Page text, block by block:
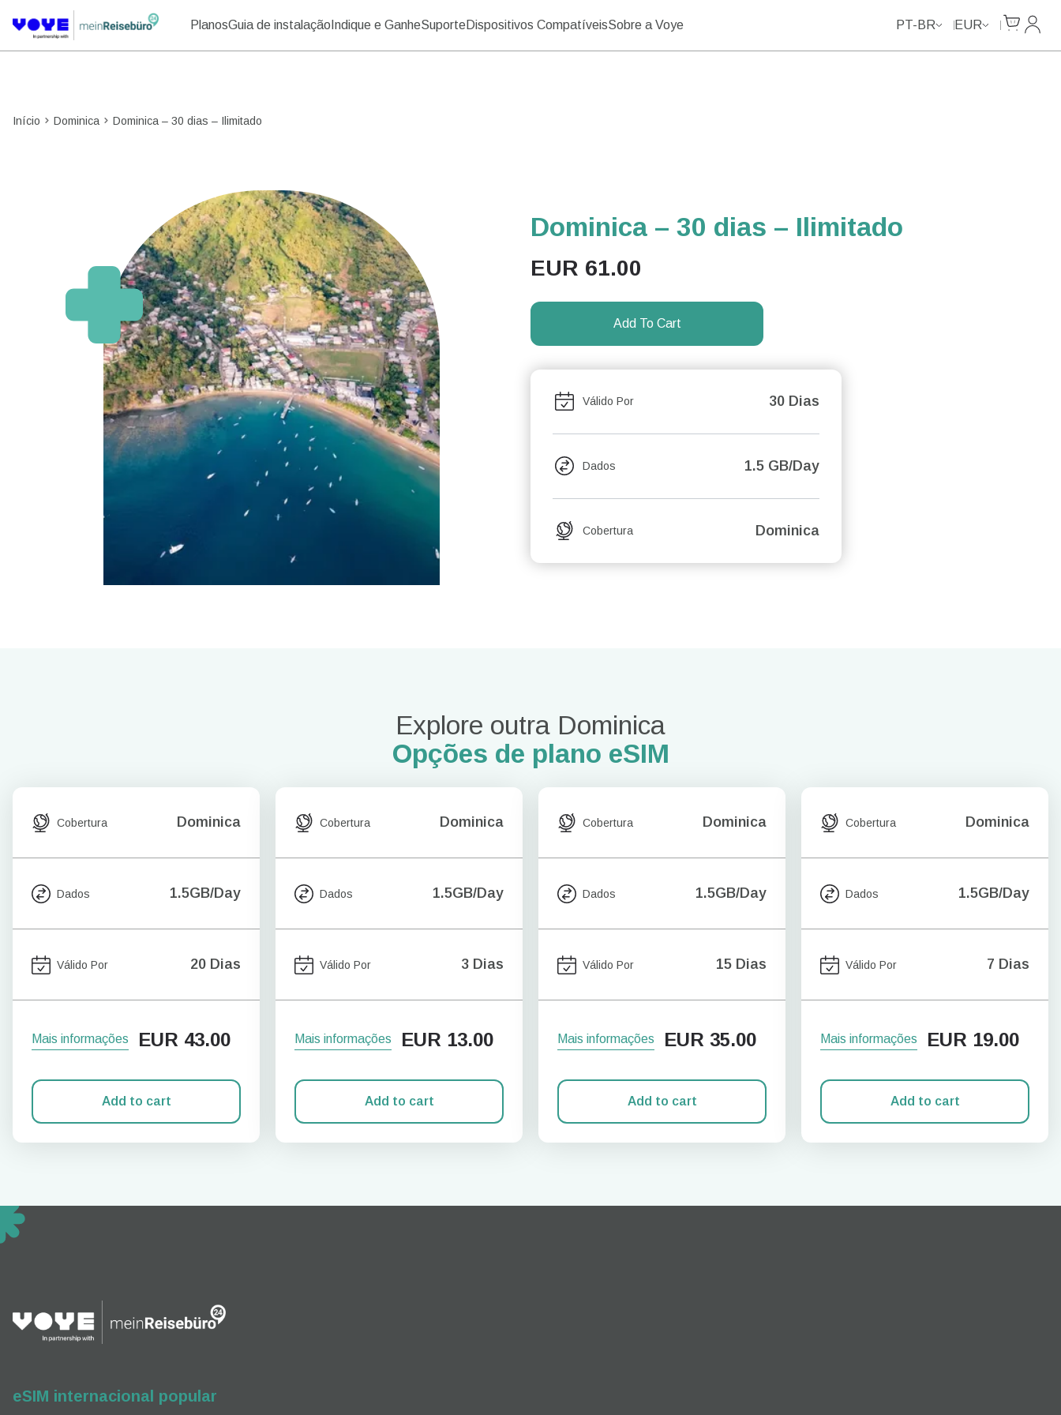
PlanosGuia de instalação Indique e GanheSuporteDispositivos CompatíveisSobre a Voye PT-BR EUR
Início Dominica Dominica – 30 dias – Ilimitado
Dominica – 30 dias – Ilimitado
EUR 61.00
Add To Cart
Válido Por 30 Dias
Dados 1.5 GB/Day
Cobertura Dominica
Explore outra Dominica
Opções de plano eSIM
Cobertura Dominica
Dados 1.5GB/Day
Válido Por 20 Dias
Mais informações EUR 43.00
Add to cart
Cobertura Dominica
Dados 1.5GB/Day
Válido Por 3 Dias
Mais informações EUR 13.00
Add to cart
Cobertura Dominica
Dados 1.5GB/Day
Válido Por 15 Dias
Mais informações EUR 35.00
Add to cart
Cobertura Dominica
Dados 1.5GB/Day
Válido Por 7 Dias
Mais informações EUR 19.00
Add to cart
eSIM internacional popular